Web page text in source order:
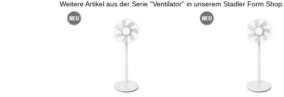
Weitere Artikel aus der Serie ''Ventilator'' in unserem Stadler Form Shop: